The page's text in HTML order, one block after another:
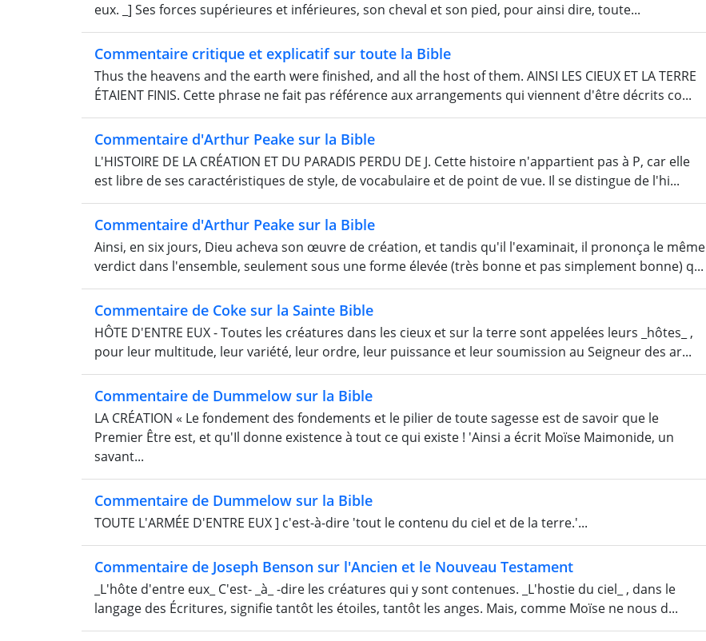
eux. _] Ses forces supérieures et inférieures, son cheval et son pied, pour ainsi dire, toute...
Commentaire critique et explicatif sur toute la Bible
Thus the heavens and the earth were finished, and all the host of them. AINSI LES CIEUX ET LA TERRE
ÉTAIENT FINIS. Cette phrase ne fait pas référence aux arrangements qui viennent d'être décrits co...
Commentaire d'Arthur Peake sur la Bible
L'HISTOIRE DE LA CRÉATION ET DU PARADIS PERDU DE J. Cette histoire n'appartient pas à P, car elle
est libre de ses caractéristiques de style, de vocabulaire et de point de vue. Il se distingue de l'hi...
Commentaire d'Arthur Peake sur la Bible
Ainsi, en six jours, Dieu acheva son œuvre de création, et tandis qu'il l'examinait, il prononça le même
verdict dans l'ensemble, seulement sous une forme élevée (très bonne et pas simplement bonne) q...
Commentaire de Coke sur la Sainte Bible
HÔTE D'ENTRE EUX - Toutes les créatures dans les cieux et sur la terre sont appelées leurs _hôtes_ ,
pour leur multitude, leur variété, leur ordre, leur puissance et leur soumission au Seigneur des ar...
Commentaire de Dummelow sur la Bible
LA CRÉATION « Le fondement des fondements et le pilier de toute sagesse est de savoir que le
Premier Être est, et qu'Il donne existence à tout ce qui existe ! 'Ainsi a écrit Moïse Maimonide, un
savant...
Commentaire de Dummelow sur la Bible
TOUTE L'ARMÉE D'ENTRE EUX ] c'est-à-dire 'tout le contenu du ciel et de la terre.'...
Commentaire de Joseph Benson sur l'Ancien et le Nouveau Testament
_L'hôte d'entre eux_ C'est- _à_ -dire les créatures qui y sont contenues. _L'hostie du ciel_ , dans le
langage des Écritures, signifie tantôt les étoiles, tantôt les anges. Mais, comme Moïse ne nous d...